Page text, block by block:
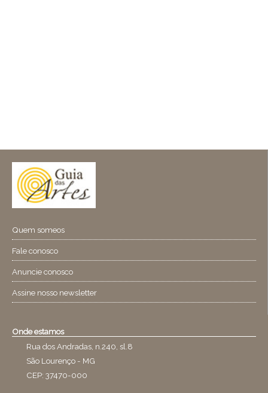
Quem someos
Fale conosco
Anuncie conosco
Assine nosso newsletter
Onde estamos
Rua dos Andradas, n.240, sl.8
São Lourenço - MG
CEP: 37470-000